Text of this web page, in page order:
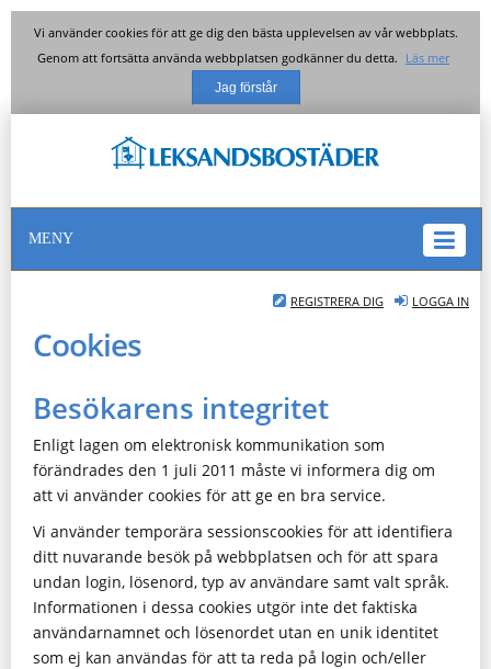
Vi använder cookies för att ge dig den bästa upplevelsen av vår webbplats.
Genom att fortsätta använda webbplatsen godkänner du detta. Läs mer
LOGGA IN
REGISTRERA DIG
MENY
Cookies
Besökarens integritet
Enligt lagen om elektronisk kommunikation som
förändrades den 1 juli 2011 måste vi informera dig om
att vi använder cookies för att ge en bra service.
Vi använder temporära sessionscookies för att identifiera
ditt nuvarande besök på webbplatsen och för att spara
undan login, lösenord, typ av användare samt valt språk.
Informationen i dessa cookies utgör inte det faktiska
användarnamnet och lösenordet utan en unik identitet
som ej kan användas för att ta reda på login och/eller